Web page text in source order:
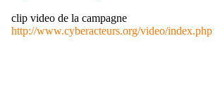
clip video de la campagne
http://www.cyberacteurs.org/video/index.php